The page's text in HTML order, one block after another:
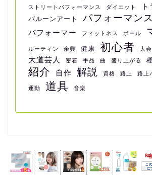
ストリートパフォーマンス ダイエット
バルーンアート パフォーマンス
パフォーマー フィットネス ボール
ルーティン 余興 健康 初心者 大会
大道芸人 密着 手品 曲 盛り上がる
紹介 自作 解説 資格 路上 路上
運動 道具 音楽